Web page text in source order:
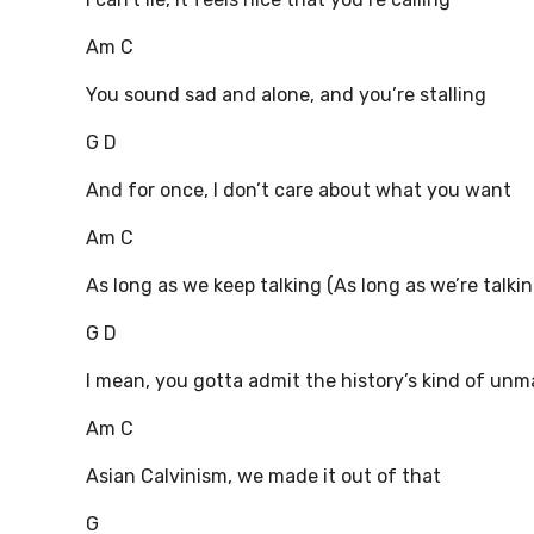
Am C
You sound sad and alone, and you’re stalling
G D
And for once, I don’t care about what you want
Am C
As long as we keep talking (As long as we’re
G D
I mean, you gotta admit the history’s kind of
Am C
Asian Calvinism, we made it out of that
G